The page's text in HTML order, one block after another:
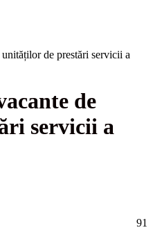
de prestări servicii a
de
servicii a
91